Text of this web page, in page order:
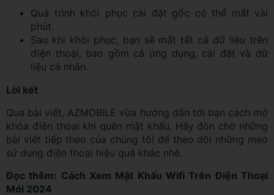
Quá trình khôi phục cài đặt gốc có thể mất vài
phút.
Sau khi khôi phục, bạn sẽ mất tất cả dữ liệu trên
điện thoại, bao gồm cả ứng dụng, cài đặt và dữ
liệu cá nhân.
Lời kết
Qua bài viết, AZMOBILE vừa hướng dẫn tới bạn cách mở
khóa điện thoại khi quên mật khẩu. Hãy đón chờ những
bài viết tiếp theo của chúng tôi để theo dõi những mẹo
sử dụng điện thoại hiệu quả khác nhé.
Đọc thêm: Cách Xem Mật Khẩu Wifi Trên Điện Thoại
Mới 2024